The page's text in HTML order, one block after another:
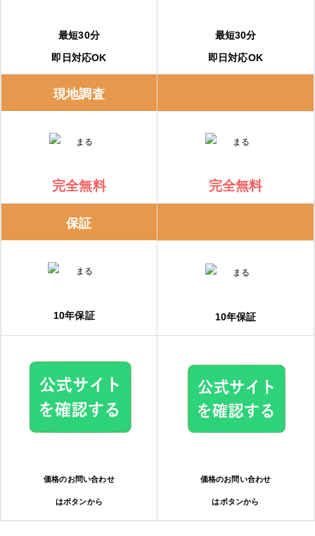
最短30分
即日対応OK
最短30分
即日対応OK
現地調査
完全無料 完全無料
保証
10年保証 10年保証
価格のお問い合わせ
はボタンから
価格のお問い合わせ
はボタンから